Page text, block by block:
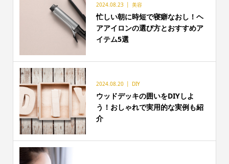
2024.08.23 美容
忙しい朝に時短で寝癖なおし！ヘ
アアイロンの選び方とおすすめア
イテム5選
2024.08.20 DIY
ウッドデッキの囲いをDIYしよ
う！おしゃれで実用的な実例も紹
介